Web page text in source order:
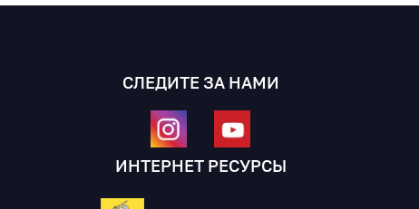
СЛЕДИТЕ ЗА НАМИ
ИНТЕРНЕТ РЕСУРСЫ